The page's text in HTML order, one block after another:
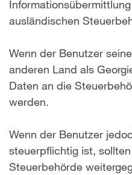
ausländischen
Wenn der Benutzer
anderen Land als
Daten an die
werden.
Wenn der Benutzer
steuerpflichtig ist,
Steuerbehörde